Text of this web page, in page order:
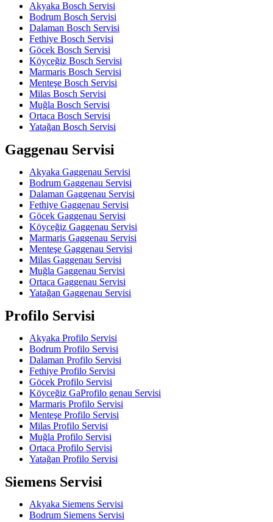
Akyaka Bosch Servisi
Bodrum Bosch Servisi
Dalaman Bosch Servisi
Fethiye Bosch Servisi
Göcek Bosch Servisi
Köyceğiz Bosch Servisi
Marmaris Bosch Servisi
Menteşe Bosch Servisi
Milas Bosch Servisi
Muğla Bosch Servisi
Ortaca Bosch Servisi
Yatağan Bosch Servisi
Gaggenau Servisi
Akyaka Gaggenau Servisi
Bodrum Gaggenau Servisi
Dalaman Gaggenau Servisi
Fethiye Gaggenau Servisi
Göcek Gaggenau Servisi
Köyceğiz Gaggenau Servisi
Marmaris Gaggenau Servisi
Menteşe Gaggenau Servisi
Milas Gaggenau Servisi
Muğla Gaggenau Servisi
Ortaca Gaggenau Servisi
Yatağan Gaggenau Servisi
Profilo Servisi
Akyaka Profilo Servisi
Bodrum Profilo Servisi
Dalaman Profilo Servisi
Fethiye Profilo Servisi
Göcek Profilo Servisi
Köyceğiz GaProfilo genau Servisi
Marmaris Profilo Servisi
Menteşe Profilo Servisi
Milas Profilo Servisi
Muğla Profilo Servisi
Ortaca Profilo Servisi
Yatağan Profilo Servisi
Siemens Servisi
Akyaka Siemens Servisi
Bodrum Siemens Servisi